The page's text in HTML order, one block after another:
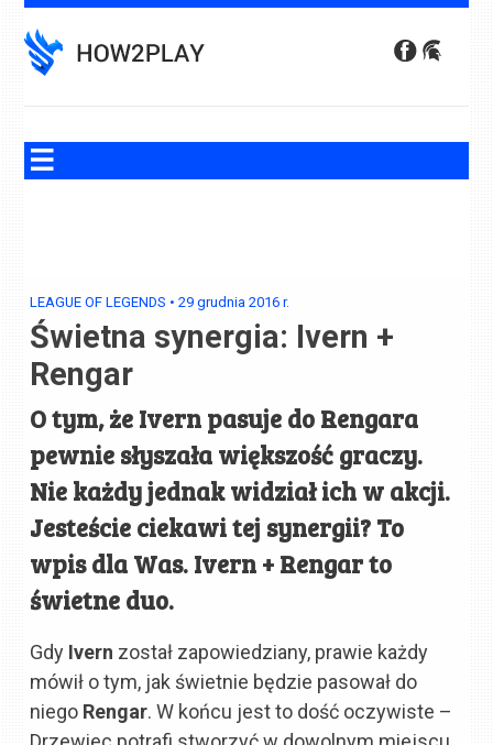
to
content
LEAGUE OF LEGENDS •29 grudnia 2016 r.
Świetna synergia: Ivern +
Rengar
O tym, że Ivern pasuje do Rengara
pewnie słyszała większość graczy.
Nie każdy jednak widział ich w akcji.
Jesteście ciekawi tej synergii? To
wpis dla Was. Ivern + Rengar to
świetne duo.
Gdy Ivern został zapowiedziany, prawie każdy
mówił o tym, jak świetnie będzie pasował do
niego Rengar. W końcu jest to dość oczywiste –